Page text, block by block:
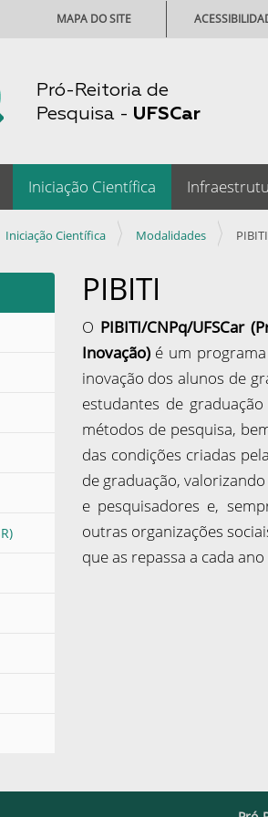
Pró-Reitoria de
Pesquisa - UFSCar
MAPA DO SITE
Iniciação Científica
Iniciação Científica Modalidades PIBITI
PIBITI
O PIBITI/CNPq/UFSCar
Inovação)é um programa
inovação dos alunos de
estudantes de
métodos de pesquisa,
das condições criadas
de graduação,
e pesquisadores e,
outras organizações
que as repassa a cada